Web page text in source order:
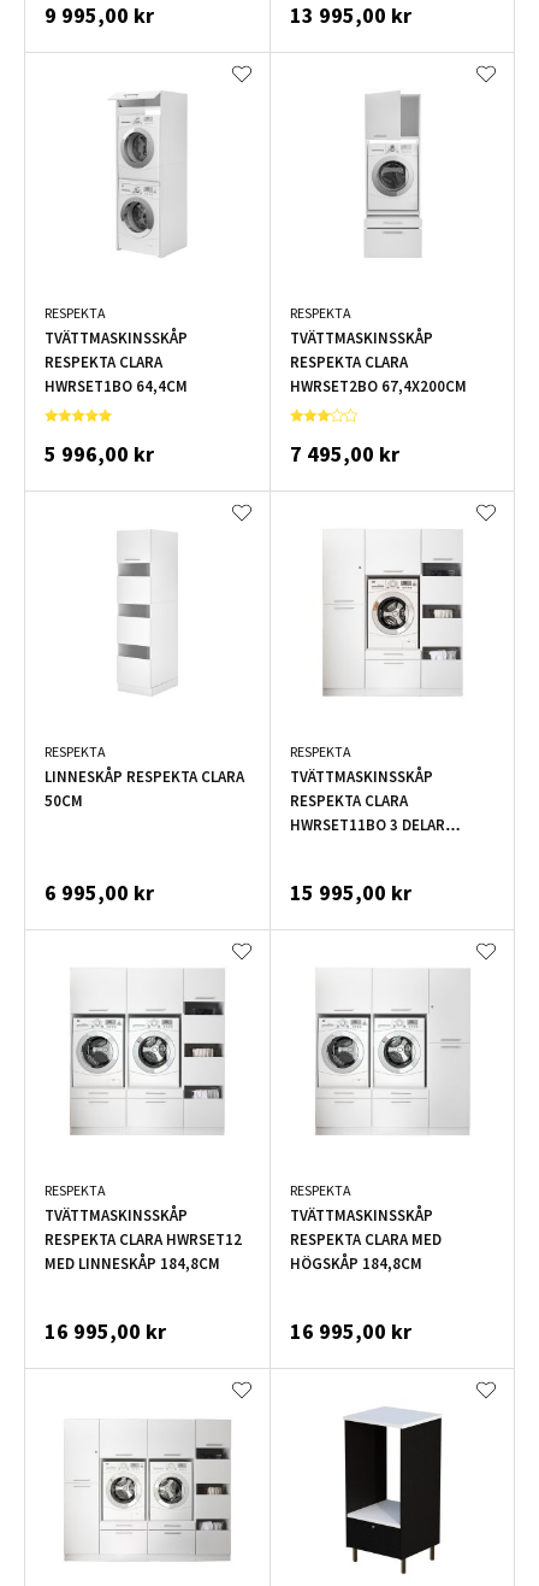
9 995,00 kr 13 995,00 kr
RESPEKTA
TVÄTTMASKINSSKÅP
RESPEKTA CLARA
HWRSET1BO 64,4CM
5 996,00 kr
RESPEKTA
TVÄTTMASKINSSKÅP
RESPEKTA CLARA
HWRSET2BO 67,4X200CM
7 495,00 kr
RESPEKTA
LINNESKÅP RESPEKTA CLARA
50CM
6 995,00 kr
RESPEKTA
TVÄTTMASKINSSKÅP
RESPEKTA CLARA
HWRSET11BO 3 DELAR
15 995,00 kr
RESPEKTA
TVÄTTMASKINSSKÅP
RESPEKTA CLARA HWRSET12
MED LINNESKÅP 184,8CM
16 995,00 kr
RESPEKTA
TVÄTTMASKINSSKÅP
RESPEKTA CLARA MED
HÖGSKÅP 184,8CM
16 995,00 kr